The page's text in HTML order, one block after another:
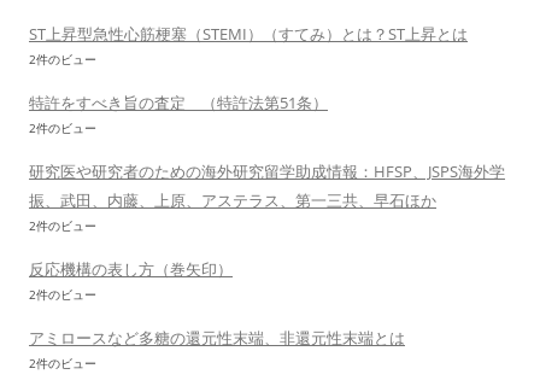
ST上昇型急性心筋梗塞（STEMI）（すてみ）とは？ST上昇とは
2件のビュー
特許をすべき旨の査定 （特許法第51条）
2件のビュー
研究医や研究者のための海外研究留学助成情報：HFSP、JSPS海外学
振、武田、内藤、上原、アステラス、第一三共、早石ほか
2件のビュー
反応機構の表し方（巻矢印）
2件のビュー
アミロースなど多糖の還元性末端、非還元性末端とは
2件のビュー